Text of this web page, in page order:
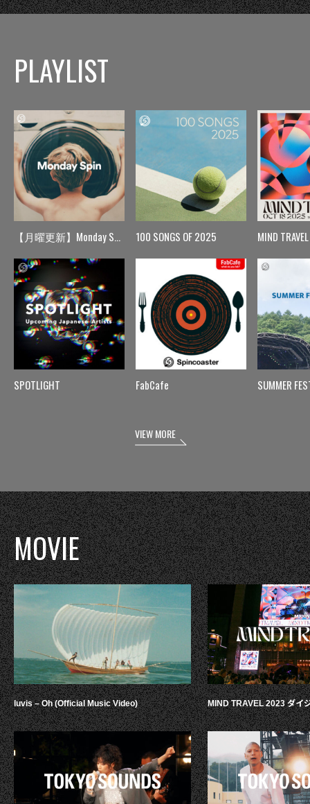
PLAYLIST
【月曜更新】Monday Spin
SPOTLIGHT
100 SONGS OF 2025
FabCafe
MIND TRAVEL
SUMMER
VIEW MORE
MOVIE
luvis – Oh (Official Music Video) MIND TRAVEL 2023 ダイ